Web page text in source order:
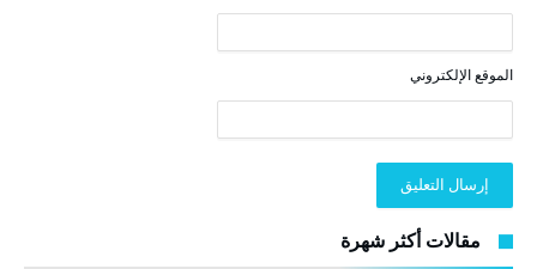
الموقع الإلكتروني
مقالات أكثر شهرة